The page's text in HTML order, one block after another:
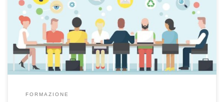
19.00 Webinar sulla Valutazione nella scuola con Cinzia Mion parte
prima 15 novembre ore 17.30-19.00 Webinar sulla Valutazione
nella scuola con Cinzia Mion parte seconda Unità formative
2022/23 – Associazione […]
FORMAZIONE